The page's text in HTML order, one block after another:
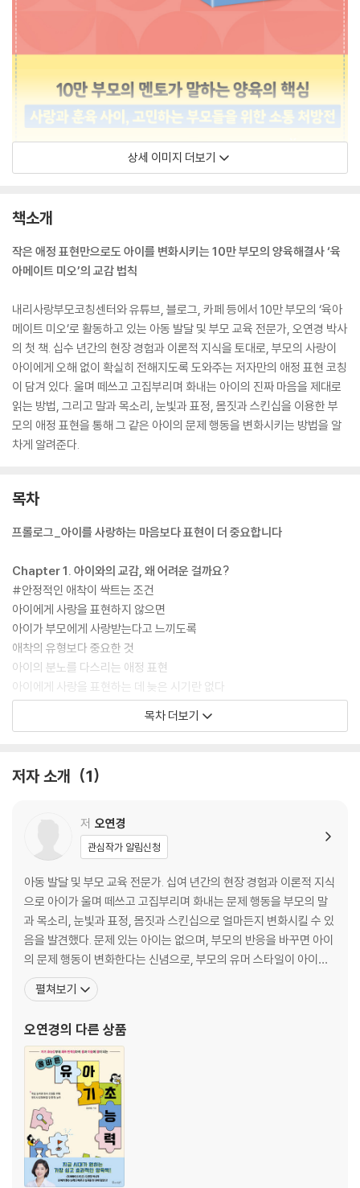
상세 이미지 더보기
책소개
작은 애정 표현만으로도 아이를 변화시키는 10만 부모의 양육해결사 ‘육
아메이트 미오’의 교감 법칙
내리사랑부모코칭센터와 유튜브, 블로그, 카페 등에서 10만 부모의 ‘육아
메이트 미오’로 활동하고 있는 아동 발달 및 부모 교육 전문가, 오연경 박사
의 첫 책. 십수 년간의 현장 경험과 이론적 지식을 토대로, 부모의 사랑이
아이에게 오해 없이 확실히 전해지도록 도와주는 저자만의 애정 표현 코칭
이 담겨 있다. 울며 떼쓰고 고집부리며 화내는 아이의 진짜 마음을 제대로
읽는 방법, 그리고 말과 목소리, 눈빛과 표정, 몸짓과 스킨십을 이용한 부
모의 애정 표현을 통해 그 같은 아이의 문제 행동을 변화시키는 방법을 알
차게 알려준다.
목차
프롤로그_아이를 사랑하는 마음보다 표현이 더 중요합니다
Chapter 1. 아이와의 교감, 왜 어려운 걸까요?
#안정적인 애착이 싹트는 조건
아이에게 사랑을 표현하지 않으면
아이가 부모에게 사랑받는다고 느끼도록
애착의 유형보다 중요한 것
아이의 분노를 다스리는 애정 표현
아이에게 사랑을 표현하는 데 늦은 시기란 없다
아이가 부모의 사랑을 거부하는 이유
아이들의 의심 프로세스
아이가 부모의 사랑을 의심하면
아이가 보내는 애착 위험 신호
#아이와 부모, 누가 더 사랑할까?
불안도 분노도 결국 사랑이다
아이에게 계속 화가 나는 이유
아이의 기질을 바꾸려 하지 마세요
정말로 다 아이를 위한 일이라고요?
조건 없는 아이의 사랑
#체크리스트 1. 부모의 애정성 점수 알아보기｜부모의 사랑이 제대로 전
해지고 있을까?
Chapter 2. 아이에게 독이 되는 사랑, 약이 되는 사랑
#부모의 양육 신념과 양육 태도
애정성과 훈육이 좌우한다
아이의 현재 행동을 바꾸고 싶다면
#허용적 부모가 아낌없이 주기만 하는 사랑
정말로 다 받아줄 수 있나요?
지나친 배려의 역효과
일관된 기준이 필요한 아이들
목차 더보기
저자 소개 1
저 오연경
관심작가 알림신청
아동 발달 및 부모 교육 전문가. 십여 년간의 현장 경험과 이론적 지식
으로 아이가 울며 떼쓰고 고집부리며 화내는 문제 행동을 부모의 말
과 목소리, 눈빛과 표정, 몸짓과 스킨십으로 얼마든지 변화시킬 수 있
음을 발견했다. 문제 있는 아이는 없으며, 부모의 반응을 바꾸면 아이
의 문제 행동이 변화한다는 신념으로, 부모의 유머 스타일이 아이의
발달에 미치는 영향을 연구해 박사학위를 취득하고 서울시 가족학교
전문강사, 상명대 외래교수, 건국대 미래지식교육원 지도교수를 지
부모들을 만나 애착 육아와 훈육, 기질별 아이의 행
펼쳐보기
오연경의 다른 상품